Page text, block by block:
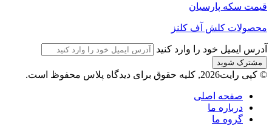
قیمت سکه پارسیان
محصولات کلش آف کلنز
آدرس ایمیل خود را وارد کنید
© کپی رایت2026, کلیه حقوق برای دیدگاه پلاس محفوظ است.
صفحه اصلی
درباره ما
گروه ما